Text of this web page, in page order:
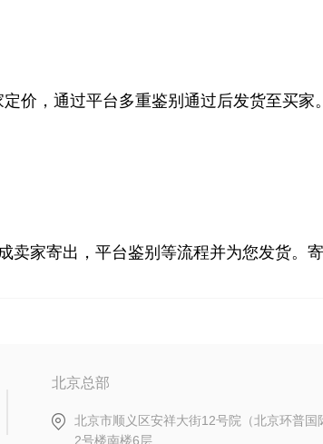
价，通过平台多重鉴别通过后发货至买家。
卖家寄出，平台鉴别等流程并为您发货。
北京总部
北京市顺义区安祥大街12号院（北京环普国
2号楼南楼6层